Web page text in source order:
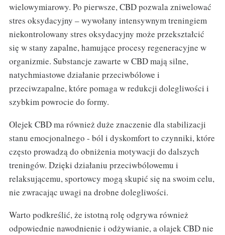
wielowymiarowy. Po pierwsze, CBD pozwala zniwelować
stres oksydacyjny – wywołany intensywnym treningiem
niekontrolowany stres oksydacyjny może przekształcić
się w stany zapalne, hamujące procesy regeneracyjne w
organizmie. Substancje zawarte w CBD mają silne,
natychmiastowe działanie przeciwbólowe i
przeciwzapalne, które pomaga w redukcji dolegliwości i
szybkim powrocie do formy.
Olejek CBD ma również duże znaczenie dla stabilizacji
stanu emocjonalnego - ból i dyskomfort to czynniki, które
często prowadzą do obniżenia motywacji do dalszych
treningów. Dzięki działaniu przeciwbólowemu i
relaksującemu, sportowcy mogą skupić się na swoim celu,
nie zwracając uwagi na drobne dolegliwości.
Warto podkreślić, że istotną rolę odgrywa również
odpowiednie nawodnienie i odżywianie, a olajek CBD nie